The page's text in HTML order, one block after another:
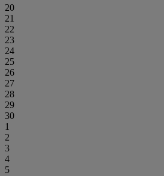
20
21
22
23
24
25
26
27
28
29
30
1
2
3
4
5